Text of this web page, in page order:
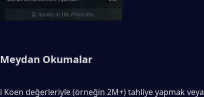
Okumalar
Koen değerleriyle (örneğin 2M+) tahliye yapmak veya